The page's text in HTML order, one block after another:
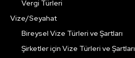
Vergi Türleri
Vize/Seyahat
Bireysel Vize Türleri ve Şartları
Şirketler için Vize Türleri ve Şartları